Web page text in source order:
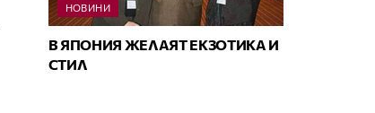
НОВИНИ
В ЯПОНИЯ ЖЕЛАЯТ ЕКЗОТИКА И
СТИЛ